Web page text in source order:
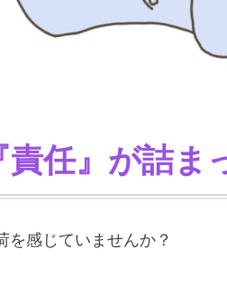
責任』が詰
を感じていませんか？